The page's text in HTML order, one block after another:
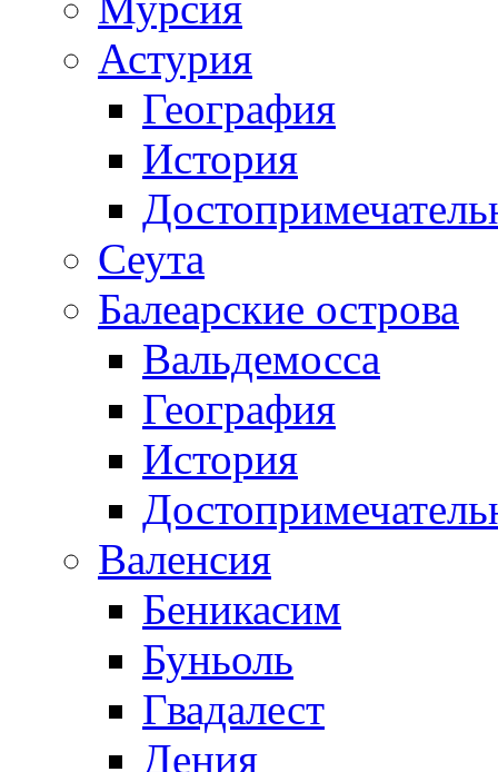
Астурия
География
История
Сеута
Балеарские острова
Вальдемосса
География
История
Валенсия
Беникасим
Буньоль
Гвадалест
Дения